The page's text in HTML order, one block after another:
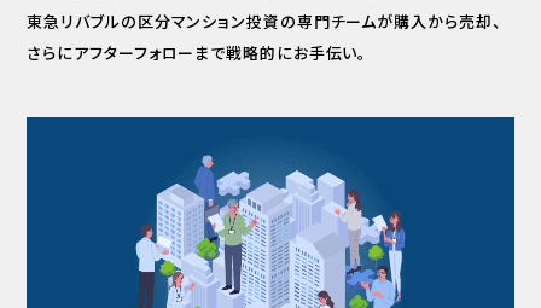
東急リバブルの区分マンション投資の専門チームが購入から売却、
さらにアフターフォローまで戦略的にお手伝い。